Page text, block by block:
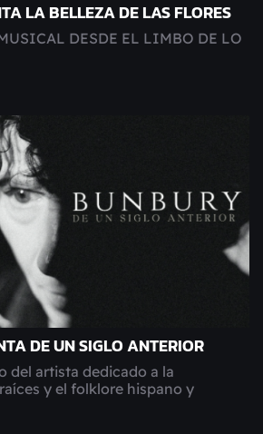
LA BELLEZA DE LAS FLORES
DESDE EL LIMBO DE LO
DE UN SIGLO ANTERIOR
del artista dedicado a la
y el folklore hispano y